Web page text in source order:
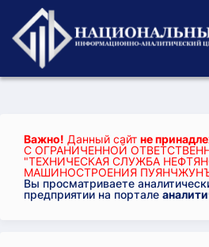
Важно! Данный сайт не
С ОГРАНИЧЕННОЙ
"ТЕХНИЧЕСКАЯ СЛУЖБА
МАШИНОСТРОЕНИЯ
Вы просматриваете
предприятии на портале